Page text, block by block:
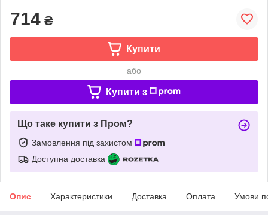
714 ₴
Купити
або
Купити з
Що таке купити з Пром?
Замовлення під захистом
Доступна доставка
Опис Характеристики Доставка Оплата Умови